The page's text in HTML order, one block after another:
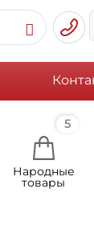
5
Народные
товары